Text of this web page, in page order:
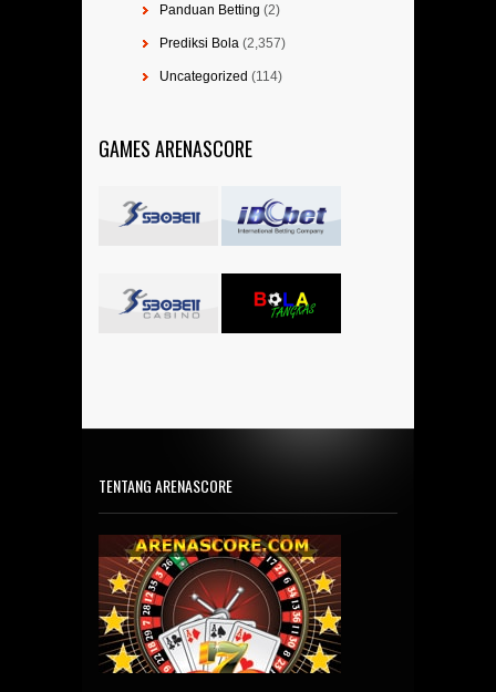
Panduan Betting (2)
Prediksi Bola (2,357)
Uncategorized (114)
GAMES ARENASCORE
TENTANG ARENASCORE